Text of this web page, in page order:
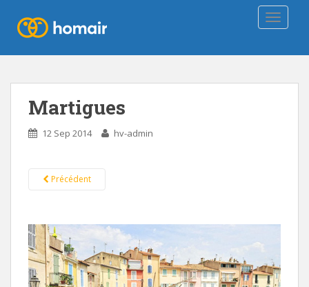
Martigues
12 Sep 2014 hv-admin
Précédent